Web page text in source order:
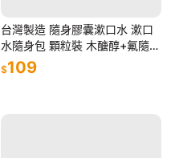
台灣製造 隨身膠囊漱口水 漱口
水隨身包 顆粒裝 木醣醇+氟隨身
型漱口水10cc (36顆 / 組)Chlor
$109